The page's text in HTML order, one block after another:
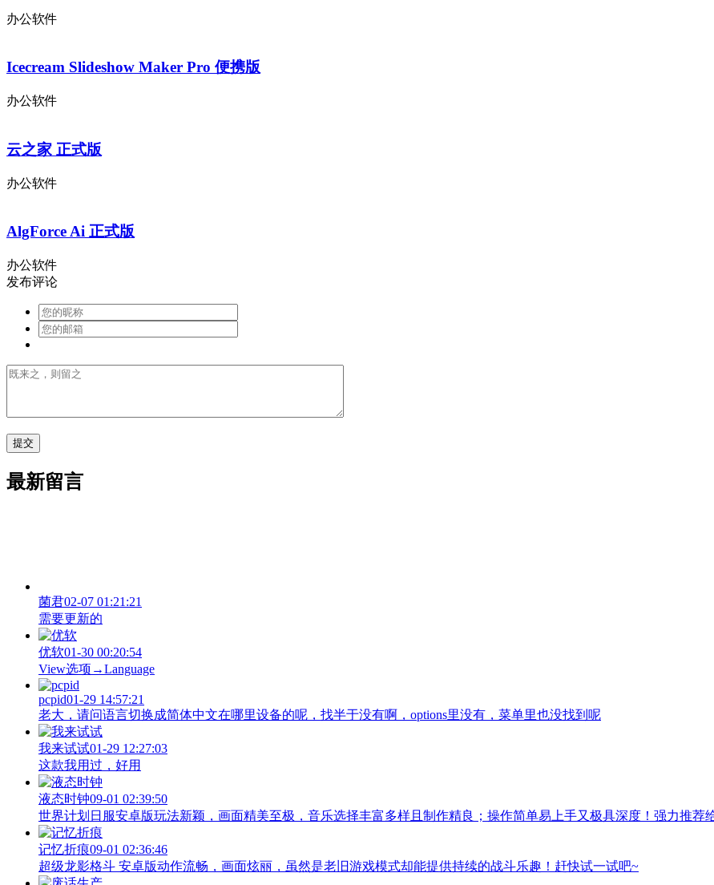
办公软件
Icecream Slideshow Maker Pro 便携版
办公软件
云之家 正式版
办公软件
AlgForce Ai 正式版
办公软件
发布评论
最新留言
菌君02-07 01:21:21
需要更新的
优软01-30 00:20:54
View‌选项→Language
pcpid01-29 14:57:21
老大，请问语言切换成简体中文在哪里设备的呢，找半于没有啊，options里没有，菜单里也没找到呢
我来试试01-29 12:27:03
这款我用过，好用
液态时钟09-01 02:39:50
世界计划日服安卓版玩法新颖，画面精美至极，音乐选择丰富多样且制作精良；操作简单易上手又极具深度！强力推荐
记忆折痕09-01 02:36:46
超级龙影格斗 安卓版动作流畅，画面炫丽，虽然是老旧游戏模式却能提供持续的战斗乐趣！赶快试一试吧~